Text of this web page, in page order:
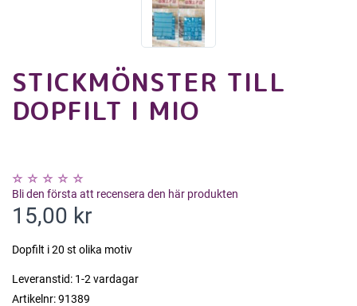
STICKMÖNSTER TILL
DOPFILT I MIO
Bli den första att recensera den här produkten
15,00 kr
Dopfilt i 20 st olika motiv
Leveranstid: 1-2 vardagar
Artikelnr:91389